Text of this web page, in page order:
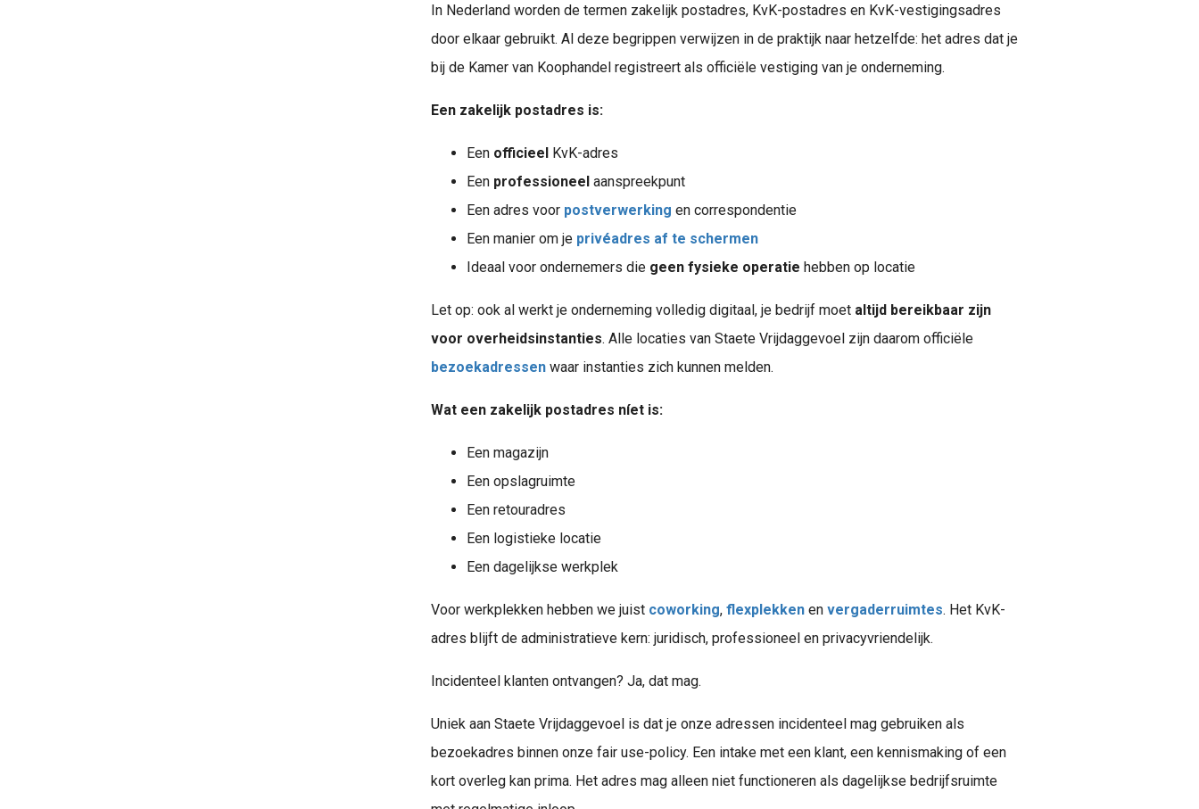
In Nederland worden de termen zakelijk postadres, KvK-postadres en KvK-vestigingsadres
door elkaar gebruikt. Al deze begrippen verwijzen in de praktijk naar hetzelfde: het adres dat je
bij de Kamer van Koophandel registreert als officiële vestiging van je onderneming.
Een zakelijk postadres is:
Een officieel KvK-adres
Een professioneel aanspreekpunt
Een adres voor postverwerking en correspondentie
Een manier om je privéadres af te schermen
Ideaal voor ondernemers die geen fysieke operatie hebben op locatie
Let op: ook al werkt je onderneming volledig digitaal, je bedrijf moet altijd bereikbaar zijn
voor overheidsinstanties. Alle locaties van Staete Vrijdaggevoel zijn daarom officiële
bezoekadressen waar instanties zich kunnen melden.
Wat een zakelijk postadres níet is:
Een magazijn
Een opslagruimte
Een retouradres
Een logistieke locatie
Een dagelijkse werkplek
Voor werkplekken hebben we juist coworking, flexplekken en vergaderruimtes. Het KvK-
adres blijft de administratieve kern: juridisch, professioneel en privacyvriendelijk.
Incidenteel klanten ontvangen? Ja, dat mag.
Uniek aan Staete Vrijdaggevoel is dat je onze adressen incidenteel mag gebruiken als
bezoekadres binnen onze fair use-policy. Een intake met een klant, een kennismaking of een
kort overleg kan prima. Het adres mag alleen niet functioneren als dagelijkse bedrijfsruimte